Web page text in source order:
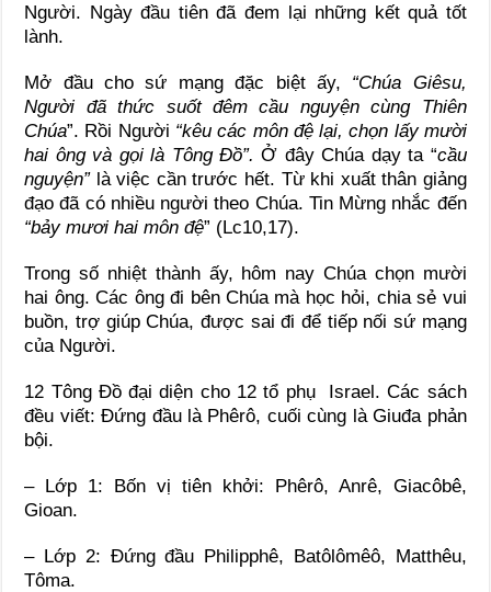
Người. Ngày đầu tiên đã đem lại những kết quả tốt
lành.
Mở đầu cho sứ mạng đặc biệt ấy, “Chúa Giêsu,
Người đã thức suốt đêm cầu nguyện cùng Thiên
Chúa”. Rồi Người “kêu các môn đệ lại, chọn lấy mười
hai ông và gọi là Tông Đồ”.Ở đây Chúa dạy ta “cầu
nguyện” là việc cần trước hết. Từ khi xuất thân giảng
đạo đã có nhiều người theo Chúa. Tin Mừng nhắc đến
“bảy mươi hai môn đệ” (Lc10,17).
Trong số nhiệt thành ấy, hôm nay Chúa chọn mười
hai ông. Các ông đi bên Chúa mà học hỏi, chia sẻ vui
buồn, trợ giúp Chúa, được sai đi để tiếp nối sứ mạng
của Người.
12 Tông Đồ đại diện cho 12 tổ phụ Israel. Các sách
đều viết: Đứng đầu là Phêrô, cuối cùng là Giuđa phản
bội.
– Lớp 1: Bốn vị tiên khởi: Phêrô, Anrê, Giacôbê,
Gioan.
– Lớp 2: Đứng đầu Philipphê, Batôlômêô, Matthêu,
Tôma.